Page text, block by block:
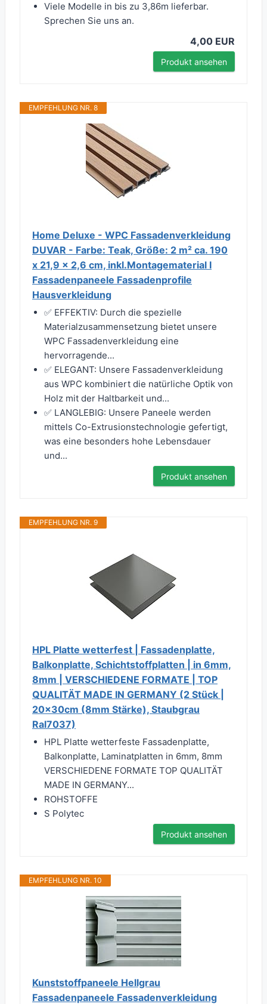
Viele Modelle in bis zu 3,86m lieferbar.
Sprechen Sie uns an.
4,00 EUR
Produkt ansehen
EMPFEHLUNG NR. 8
Home Deluxe - WPC Fassadenverkleidung
DUVAR - Farbe: Teak, Größe: 2 m² ca. 190
x 21,9 x 2,6 cm, inkl.Montagematerial I
Fassadenpaneele Fassadenprofile
Hausverkleidung
✅ EFFEKTIV: Durch die spezielle
Materialzusammensetzung bietet unsere
WPC Fassadenverkleidung eine
hervorragende...
✅ ELEGANT: Unsere Fassadenverkleidung
aus WPC kombiniert die natürliche Optik von
Holz mit der Haltbarkeit und...
✅ LANGLEBIG: Unsere Paneele werden
mittels Co-Extrusionstechnologie gefertigt,
was eine besonders hohe Lebensdauer
und...
Produkt ansehen
EMPFEHLUNG NR. 9
HPL Platte wetterfest | Fassadenplatte,
Balkonplatte, Schichtstoffplatten | in 6mm,
8mm | VERSCHIEDENE FORMATE | TOP
QUALITÄT MADE IN GERMANY (2 Stück |
20x30cm (8mm Stärke), Staubgrau
Ral7037)
HPL Platte wetterfeste Fassadenplatte,
Balkonplatte, Laminatplatten in 6mm, 8mm
VERSCHIEDENE FORMATE TOP QUALITÄT
MADE IN GERMANY...
ROHSTOFFE
S Polytec
Produkt ansehen
EMPFEHLUNG NR. 10
Kunststoffpaneele Hellgrau
Fassadenpaneele Fassadenverkleidung